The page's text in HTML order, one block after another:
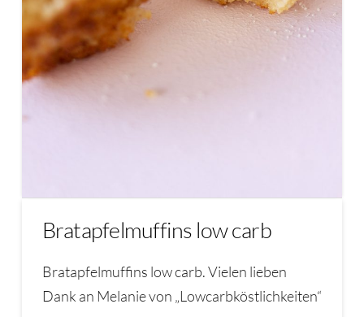
Bratapfelmuffins low carb
Bratapfelmuffins low carb. Vielen lieben
Dank an Melanie von „Lowcarbköstlichkeiten“